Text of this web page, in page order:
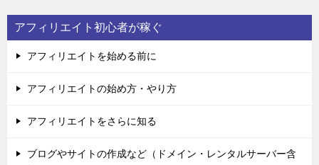
リ
ー
アフィリエイト初心者が稼ぐ
アフィリエイトを始める前に
アフィリエイトの始め方・やり方
アフィリエイトをさらに知る
ブログやサイトの作成など（ドメイン・レンタルサーバー含